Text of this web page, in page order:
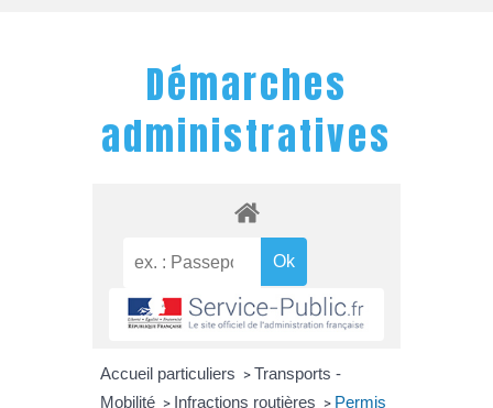
Démarches
administratives
Accueil particuliers > Transports -
Mobilité > Infractions routières > Permis